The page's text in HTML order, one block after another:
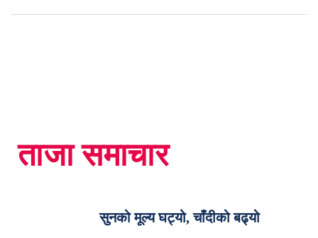
ताजा समाचार
सुनको मूल्य घट्यो, चाँदीको बढ्यो